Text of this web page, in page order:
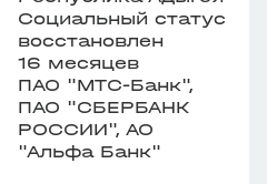
Социальный статус
восстановлен
16 месяцев
ПАО "МТС-Банк",
ПАО "СБЕРБАНК
РОССИИ", АО
"Альфа Банк"